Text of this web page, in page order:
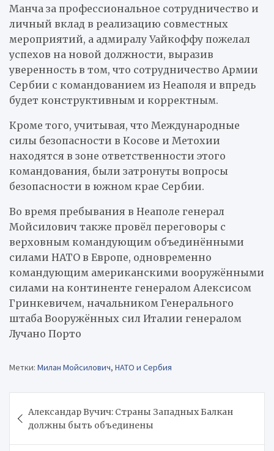
Манча за профессиональное сотрудничество и
личный вклад в реализацию совместных
мероприятий, а адмиралу Уайкоффу пожелал
успехов на новой должности, выразив
уверенность в том, что сотрудничество Армии
Сербии с командованием из Неаполя и впредь
будет конструктивным и корректным.
Кроме того, учитывая, что Международные
силы безопасности в Косове и Метохии
находятся в зоне ответственности этого
командования, были затронуты вопросы
безопасности в южном крае Сербии.
Во время пребывания в Неаполе генерал
Мойсилович также провёл переговоры с
верховным командующим объединёнными
силами НАТО в Европе, одновременно
командующим американскими вооружёнными
силами на континенте генералом Алексисом
Гринкевичем, начальником Генерального
штаба Вооружённых сил Италии генералом
Лучано Порто
Метки: Милан Мойсилович, НАТО и Сербия
по
записям
Александар Вучич: Страны Западных Балкан
должны быть объединены